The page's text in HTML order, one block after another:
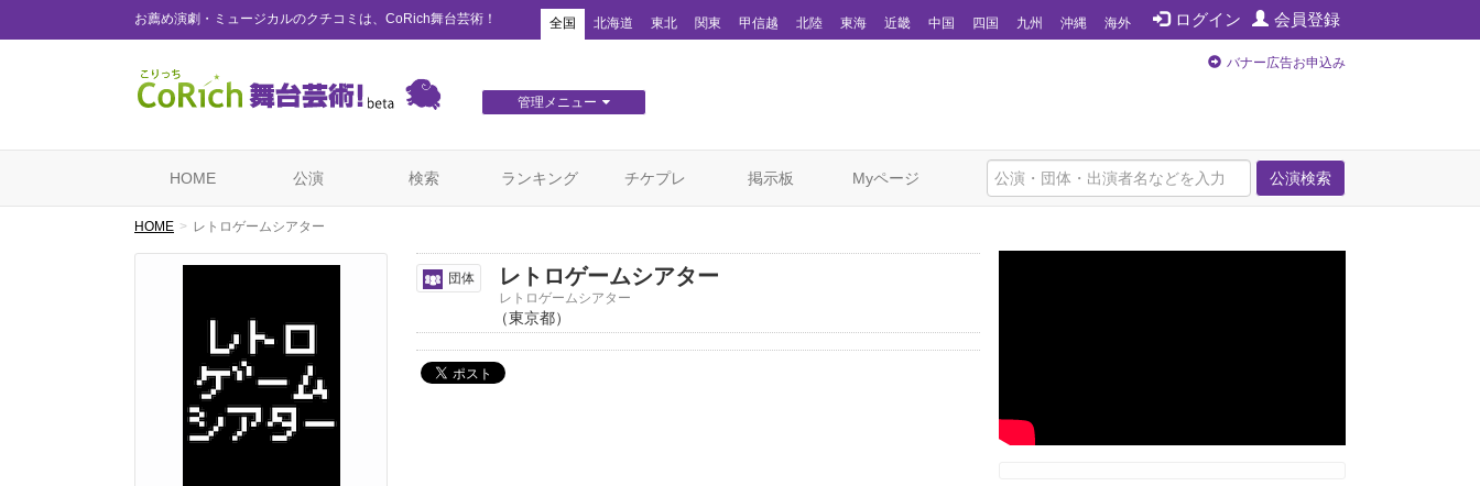
お薦め演劇・ミュージカルのクチコミは、CoRich舞台芸術！ ログイン 会員登録
全国 北海道 東北 関東 甲信越 北陸 東海 近畿 中国 四国 九州 沖縄 海外
管理メニュー
バナー広告お申込み
公演検索
HOME 公演 検索 ランキング チケプレ 掲示板 Myページ
HOME レトロゲームシアター
団体 レトロゲームシアター
レトロゲームシアター
（東京都）